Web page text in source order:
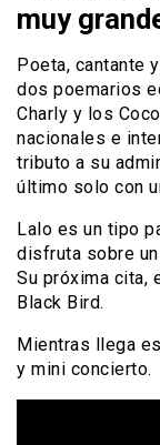
muy
Poeta, cantante
dos poemarios
Charly y los
nacionales e
tributo a su
último solo con
Lalo es un tipo
disfruta sobre
Su próxima cita,
Black Bird.
Mientras llega
y mini concierto.